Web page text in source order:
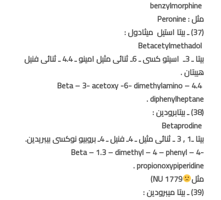
مثل : Peronine
(37) ـ بيتا استيل ميثادول :
بيتا ـ 3ـ اسيتو كسى ـ 6ـ ثنائى مثيل امينو ـ 4.4 ـ ثنائى فنيل
هيبتان .
Beta – 3- acetoxy -6- dimethylamino – 4.4
diphenylheptane .
(38) ـ بيتابرودين :
بيتا ـ1 , 3 ـ ثنائى مثيل ـ 4ـ فنيل ـ 4ـ بروبيو نوكسى بيبريدين.
Beta – 1.3 – dimethyl – 4 – phenyl – 4-
propionoxypiperidine .
مثل
NU 1779)
(39) ـ بيتا ميبرودين :